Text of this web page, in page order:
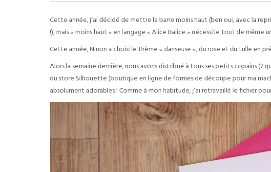
Cette année, j’ai décidé de mettre la barre moins haut (ben oui, avec la
!), mais « moins haut » en langage « Alice Balice » nécessite tout de même
Cette année, Ninon a choisi le thème « danseuse », du rose et du tulle en
Alors la semaine dernière, nous avons distribué à tous ses petits copains (7
du store Silhouette (boutique en ligne de formes de découpe pour ma
absolument adorables ! Comme à mon habitude, j’ai retravaillé le fichier